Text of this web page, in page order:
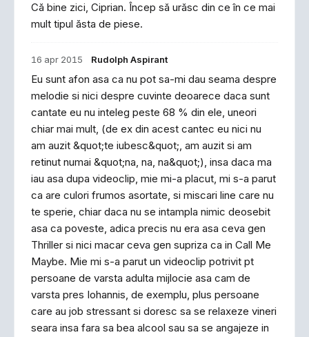
Că bine zici, Ciprian. Încep să urăsc din ce în ce mai
mult tipul ăsta de piese.
16 apr 2015 Rudolph Aspirant
Eu sunt afon asa ca nu pot sa-mi dau seama despre
melodie si nici despre cuvinte deoarece daca sunt
cantate eu nu inteleg peste 68 % din ele, uneori
chiar mai mult, (de ex din acest cantec eu nici nu
am auzit &quot;te iubesc&quot;, am auzit si am
retinut numai &quot;na, na, na&quot;), insa daca ma
iau asa dupa videoclip, mie mi-a placut, mi s-a parut
ca are culori frumos asortate, si miscari line care nu
te sperie, chiar daca nu se intampla nimic deosebit
asa ca poveste, adica precis nu era asa ceva gen
Thriller si nici macar ceva gen supriza ca in Call Me
Maybe. Mie mi s-a parut un videoclip potrivit pt
persoane de varsta adulta mijlocie asa cam de
varsta pres Iohannis, de exemplu, plus persoane
care au job stressant si doresc sa se relaxeze vineri
seara insa fara sa bea alcool sau sa se angajeze in